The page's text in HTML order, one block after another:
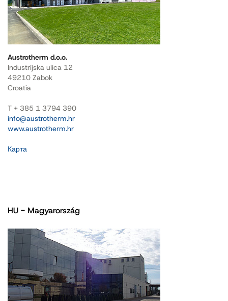
Austrotherm d.o.o.
Industrijska ulica 12
49210 Zabok
Croatia
T + 385 1 3794 390
info@austrotherm.hr
www.austrotherm.hr
Карта
HU - Magyarország